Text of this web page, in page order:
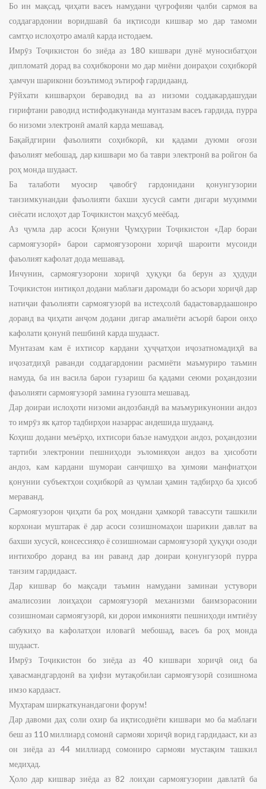
Бо ин мақсад, ҷиҳати васеъ намудани ҷуғрофияи ҷалби сармоя ва
соддагардонии воридшавӣ ба иқтисоди кишвар мо дар тамоми
самтҳо ислоҳотро амалӣ карда истодаем.
Имрӯз Тоҷикистон бо зиёда аз 180 кишвари дунё муносибатҳои
дипломатӣ дорад ва соҳибкорони мо дар миёни доираҳои соҳибкорӣ
ҳамчун шарикони боэътимод эътироф гардидаанд.
Рӯйхати кишварҳои бераводид ва аз низоми соддакардашудаи
гирифтани раводид истифодакунанда мунтазам васеъ гардида, пурра
бо низоми электронӣ амалӣ карда мешавад.
Бақайдгирии фаъолияти соҳибкорӣ, ки қадами дуюми оғози
фаъолият мебошад, дар кишвари мо ба таври электронӣ ва ройгон ба
роҳ монда шудааст.
Ба талаботи муосир ҷавобгӯ гардонидани қонунгузории
танзимкунандаи фаъолияти бахши хусусӣ самти дигари муҳимми
сиёсати ислоҳот дар Тоҷикистон маҳсуб меёбад.
Аз ҷумла дар асоси Қонуни Ҷумҳурии Тоҷикистон «Дар бораи
сармоягузорӣ» барои сармоягузорони хориҷӣ шароити мусоиди
фаъолият кафолат дода мешавад.
Инчунин, сармоягузорони хориҷӣ ҳуқуқи ба берун аз ҳудуди
Тоҷикистон интиқол додани маблағи даромади бо асъори хориҷӣ дар
натиҷаи фаъолияти сармоягузорӣ ва истеҳсолӣ бадастовардаашонро
доранд ва ҷиҳати анҷом додани дигар амалиёти асъорӣ барои онҳо
кафолати қонунӣ пешбинӣ карда шудааст.
Мунтазам кам ё ихтисор кардани ҳуҷҷатҳои иҷозатномадиҳӣ ва
иҷозатдиҳӣ раванди соддагардонии расмиёти маъмуриро таъмин
намуда, ба ин васила барои гузариш ба қадами сеюми роҳандозии
фаъолияти сармоягузорӣ замина гузошта мешавад.
Дар доираи ислоҳоти низоми андозбандӣ ва маъмурикунонии андоз
то имрӯз як қатор тадбирҳои назаррас андешида шудаанд.
Коҳиш додани меъёрҳо, ихтисори баъзе намудҳои андоз, роҳандозии
тартиби электронии пешниҳоди эъломияҳои андоз ва ҳисоботи
андоз, кам кардани шумораи санҷишҳо ва ҳимояи манфиатҳои
қонунии субъектҳои соҳибкорӣ аз ҷумлаи ҳамин тадбирҳо ба ҳисоб
мераванд.
Сармоягузорон ҷиҳати ба роҳ мондани ҳамкорӣ тавассути ташкили
корхонаи муштарак ё дар асоси созишномаҳои шарикии давлат ва
бахши хусусӣ, консессияҳо ё созишномаи сармоягузорӣ ҳуқуқи озоди
интихобро доранд ва ин раванд дар доираи қонунгузорӣ пурра
танзим гардидааст.
Дар кишвар бо мақсади таъмин намудани заминаи устувори
амалисозии лоиҳаҳои сармоягузорӣ механизми баимзорасонии
созишномаи сармоягузорӣ, ки дорои имконияти пешниҳоди имтиёзу
сабукиҳо ва кафолатҳои иловагӣ мебошад, васеъ ба роҳ монда
шудааст.
Имрӯз Тоҷикистон бо зиёда аз 40 кишвари хориҷӣ оид ба
ҳавасмандгардонӣ ва ҳифзи мутақобилаи сармоягузорӣ созишнома
имзо кардааст.
Муҳтарам ширкаткунандагони форум!
Дар давоми даҳ соли охир ба иқтисодиёти кишвари мо ба маблағи
беш аз 110 миллиард сомонӣ сармояи хориҷӣ ворид гардидааст, ки аз
он зиёда аз 44 миллиард сомониро сармояи мустақим ташкил
медиҳад.
Ҳоло дар кишвар зиёда аз 82 лоиҳаи сармоягузории давлатӣ ба